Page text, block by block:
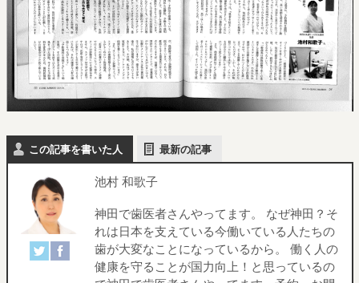
この記事を書いた人 最新の記事
池村 和歌子
神田で歯医者さんやってます。 なぜ神田？そ
れは日本を支えている今働いている人たちの
歯が大変なことになっているから。 働く人の
健康を守ることが国力向上！と思っているの